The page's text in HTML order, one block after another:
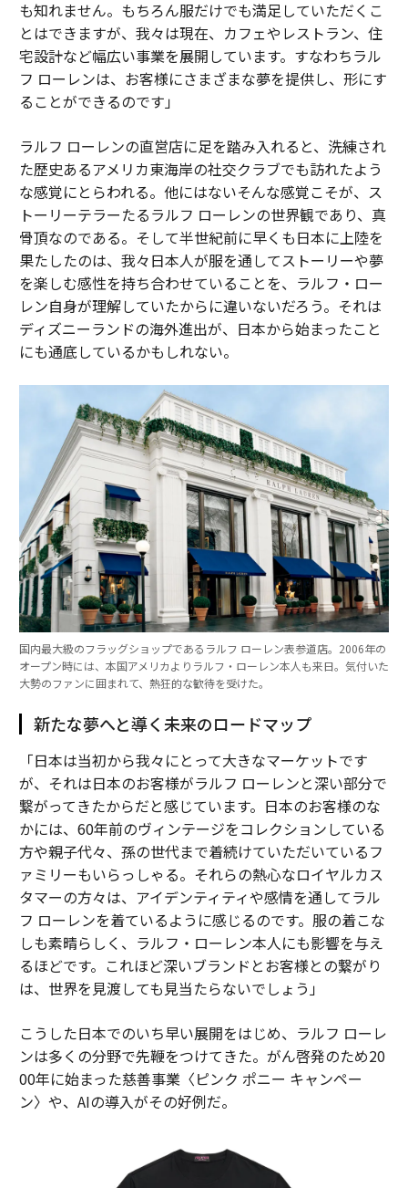
も知れません。もちろん服だけでも満足していただくこ
とはできますが、我々は現在、カフェやレストラン、住
宅設計など幅広い事業を展開しています。すなわちラル
フ ローレンは、お客様にさまざまな夢を提供し、形にす
ることができるのです」
ラルフ ローレンの直営店に足を踏み入れると、洗練され
た歴史あるアメリカ東海岸の社交クラブでも訪れたよう
な感覚にとらわれる。他にはないそんな感覚こそが、ス
トーリーテラーたるラルフ ローレンの世界観であり、真
骨頂なのである。そして半世紀前に早くも日本に上陸を
果たしたのは、我々日本人が服を通してストーリーや夢
を楽しむ感性を持ち合わせていることを、ラルフ・ロー
レン自身が理解していたからに違いないだろう。それは
ディズニーランドの海外進出が、日本から始まったこと
にも通底しているかもしれない。
国内最大級のフラッグショップであるラルフ ローレン表参道店。2006年の
オープン時には、本国アメリカよりラルフ・ローレン本人も来日。気付いた
大勢のファンに囲まれて、熱狂的な歓待を受けた。
新たな夢へと導く未来のロードマップ
「日本は当初から我々にとって大きなマーケットです
が、それは日本のお客様がラルフ ローレンと深い部分で
繋がってきたからだと感じています。日本のお客様のな
かには、60年前のヴィンテージをコレクションしている
方や親子代々、孫の世代まで着続けていただいているフ
ァミリーもいらっしゃる。それらの熱心なロイヤルカス
タマーの方々は、アイデンティティや感情を通してラル
フ ローレンを着ているように感じるのです。服の着こな
しも素晴らしく、ラルフ・ローレン本人にも影響を与え
るほどです。これほど深いブランドとお客様との繋がり
は、世界を見渡しても見当たらないでしょう」
こうした日本でのいち早い展開をはじめ、ラルフ ローレ
ンは多くの分野で先鞭をつけてきた。がん啓発のため20
00年に始まった慈善事業〈ピンク ポニー キャンペー
ン〉や、AIの導入がその好例だ。